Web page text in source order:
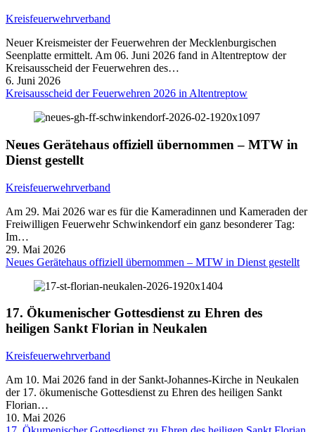
Kreisfeuerwehrverband
Neuer Kreismeister der Feuerwehren der Mecklenburgischen
Seenplatte ermittelt. Am 06. Juni 2026 fand in Altentreptow der
Kreisausscheid der Feuerwehren des…
6. Juni 2026
Kreisausscheid der Feuerwehren 2026 in Altentreptow
Neues Gerätehaus offiziell übernommen – MTW in
Dienst gestellt
Kreisfeuerwehrverband
Am 29. Mai 2026 war es für die Kameradinnen und Kameraden der
Freiwilligen Feuerwehr Schwinkendorf ein ganz besonderer Tag:
Im…
29. Mai 2026
Neues Gerätehaus offiziell übernommen – MTW in Dienst gestellt
17. Ökumenischer Gottesdienst zu Ehren des
heiligen Sankt Florian in Neukalen
Kreisfeuerwehrverband
Am 10. Mai 2026 fand in der Sankt-Johannes-Kirche in Neukalen
der 17. ökumenische Gottesdienst zu Ehren des heiligen Sankt
Florian…
10. Mai 2026